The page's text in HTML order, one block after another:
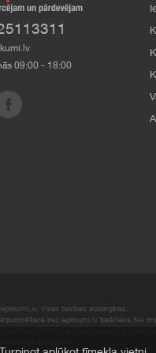
09:00 - 18:00
Visas tiesības aizsargātas.
bez iepirkumi.lv īpašnieka SIA